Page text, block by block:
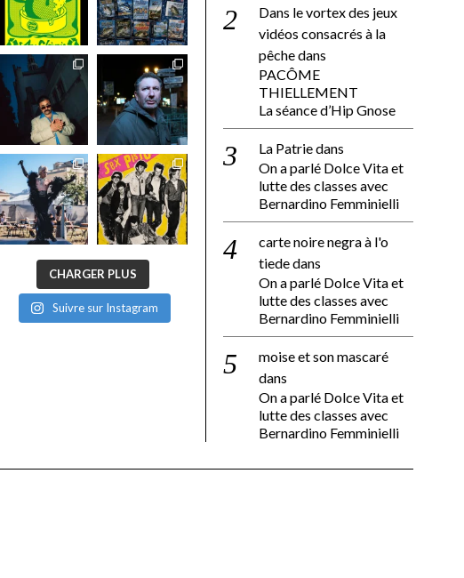
CHARGER PLUS
Suivre sur Instagram
Dans le vortex des jeux
vidéos consacrés à la
pêchedans
PACÔME
THIELLEMENT
La séance d’Hip Gnose
La Patriedans
On a parlé Dolce Vita et
lutte des classes avec
Bernardino Femminielli
carte noire negra à l'o
tiededans
On a parlé Dolce Vita et
lutte des classes avec
Bernardino Femminielli
moise et son mascaré
dans
On a parlé Dolce Vita et
lutte des classes avec
Bernardino Femminielli